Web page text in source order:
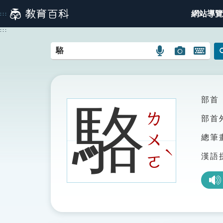
到
主
::: 網站導覽
:::
語
搜
圖
圖
搜
開
鍵
圖
駱ㄌ
ㄨ
ㄛ
ˋ
部首
部首
總筆
漢語